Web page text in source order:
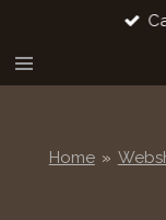
naar
Home »